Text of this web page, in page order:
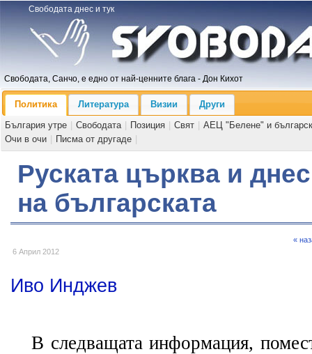
Свободата днес и тук
Свободата, Санчо, е едно от най-ценните блага - Дон Кихот
Политика Литература Визии
Други
България утре
Свободата Позиция Свят
АЕЦ "Белене" и
Очи в очи
Писма от другаде
Руската църква и
на българската
6 Април 2012
«
Иво Инджев
В следващата информация,